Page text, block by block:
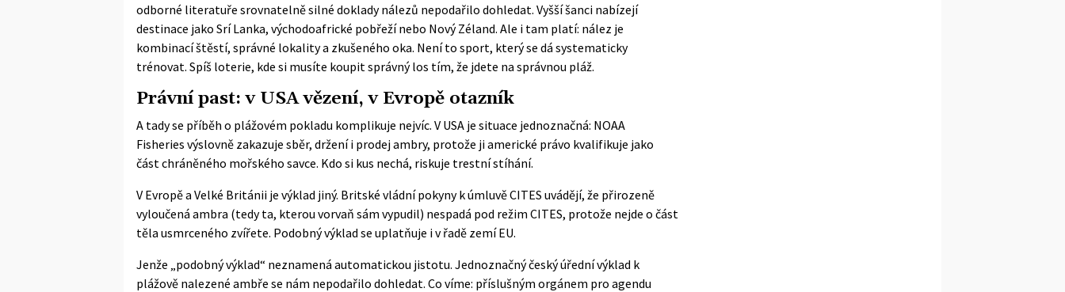
odborné literatuře srovnatelně silné doklady nálezů nepodařilo dohledat. Vyšší šanci nabízejí
destinace jako Srí Lanka, východoafrické pobřeží nebo Nový Zéland. Ale i tam platí: nález je
kombinací štěstí, správné lokality a zkušeného oka. Není to sport, který se dá systematicky
trénovat. Spíš loterie, kde si musíte koupit správný los tím, že jdete na správnou pláž.
Právní past: v USA vězení, v Evropě otazník
A tady se příběh o plážovém pokladu komplikuje nejvíc. V USA je situace jednoznačná: NOAA
Fisheries výslovně zakazuje sběr, držení i prodej ambry, protože ji americké právo kvalifikuje jako
část chráněného mořského savce. Kdo si kus nechá, riskuje trestní stíhání.
V Evropě a Velké Británii je výklad jiný. Britské vládní pokyny k úmluvě CITES uvádějí, že přirozeně
vyloučená ambra (tedy ta, kterou vorvaň sám vypudil) nespadá pod režim CITES, protože nejde o část
těla usmrceného zvířete. Podobný výklad se uplatňuje i v řadě zemí EU.
Jenže „podobný výklad“ neznamená automatickou jistotu. Jednoznačný český úřední výklad k
plážově nalezené ambře se nám nepodařilo dohledat. Co víme: příslušným orgánem pro agendu